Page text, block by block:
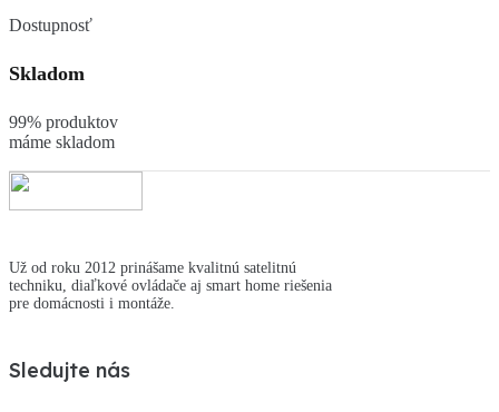
Dostupnosť
Skladom
99% produktov
máme skladom
Už od roku 2012 prinášame kvalitnú satelitnú
techniku, diaľkové ovládače aj smart home riešenia
pre domácnosti i montáže.
Sledujte nás